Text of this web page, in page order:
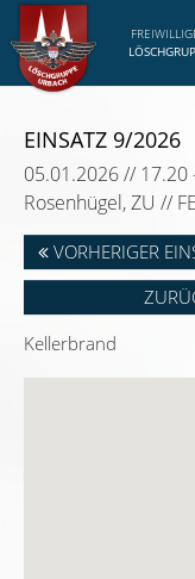
EINSATZ 9/2026
05.01.2026 // 17.20
Rosenhügel, ZU //
VORHERIGER
Kellerbrand